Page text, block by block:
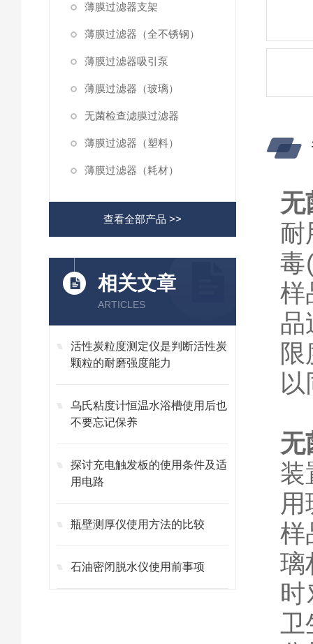
薄膜过滤器支架
薄膜过滤器（全不锈钢）
薄膜过滤器吸引泵
薄膜过滤器（玻璃）
无菌检查滤膜过滤器
薄膜过滤器（塑料）
薄膜过滤器（耗材）
查看全部产品 >>
相关文章
ARTICLES
活性炭粒度测定仪是判断活性炭
颗粒的耐磨强度能力
乌氏粘度计恒温水浴槽使用后也
不要忘记保养
探讨充电触发板的使用条件及适
用电路
瓶壁测厚仪使用方法的比较
石油密闭脱水仪使用前事项
无
耐
毒
样
品
无
装
样
璃